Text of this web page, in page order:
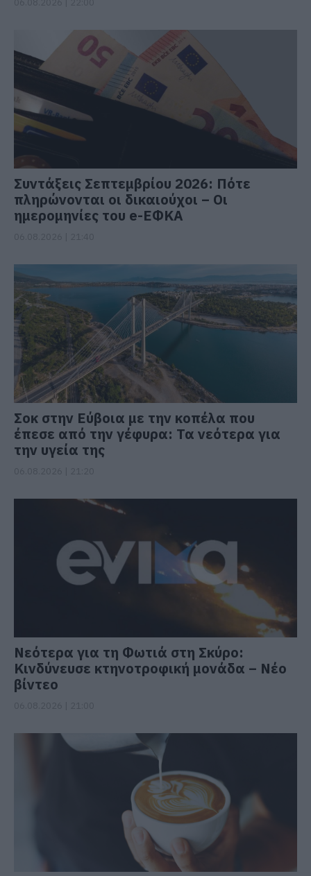
Συντάξεις Σεπτεμβρίου 2026: Πότε
πληρώνονται οι δικαιούχοι – Οι
ημερομηνίες του e-ΕΦΚΑ
Σοκ στην Εύβοια με την κοπέλα που
έπεσε από την γέφυρα: Τα νεότερα για
την υγεία της
Νεότερα για τη Φωτιά στη Σκύρο:
Κινδύνευσε κτηνοτροφική μονάδα – Νέο
βίντεο